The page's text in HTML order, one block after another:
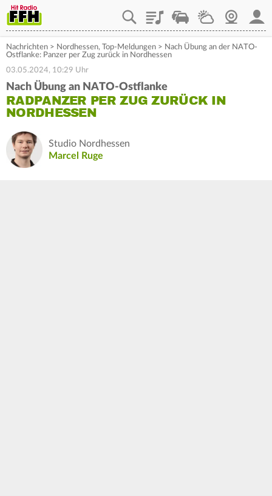
PlaylistStaupilotWetterWebcam
Nachrichten > Nordhessen, Top-Meldungen > Nach Übung an der NATO-
Ostflanke: Panzer per Zug zurück in Nordhessen
03.05.2024, 10:29 Uhr
Nach Übung an NATO-Ostflanke
RADPANZER PER ZUG ZURÜCK IN
NORDHESSEN
Studio Nordhessen
Marcel Ruge